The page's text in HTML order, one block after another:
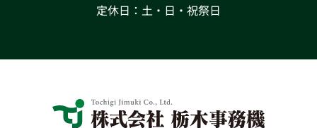
定休日：土・日・祝祭日